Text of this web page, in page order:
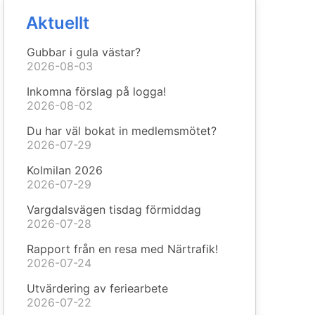
Aktuellt
Gubbar i gula västar?
2026-08-03
Inkomna förslag på logga!
2026-08-02
Du har väl bokat in medlemsmötet?
2026-07-29
Kolmilan 2026
2026-07-29
Vargdalsvägen tisdag förmiddag
2026-07-28
Rapport från en resa med Närtrafik!
2026-07-24
Utvärdering av feriearbete
2026-07-22